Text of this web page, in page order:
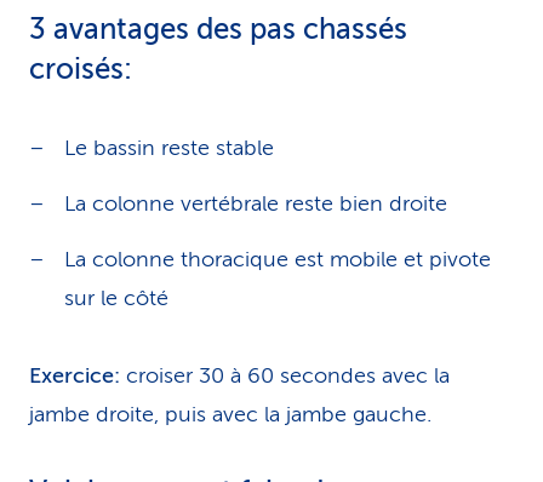
3 avantages des pas chassés
croisés:
Le bassin reste stable
La colonne vertébrale reste bien droite
La colonne thoracique est mobile et pivote
sur le côté
Exercice: croiser 30 à 60 secondes avec la
jambe droite, puis avec la jambe gauche.